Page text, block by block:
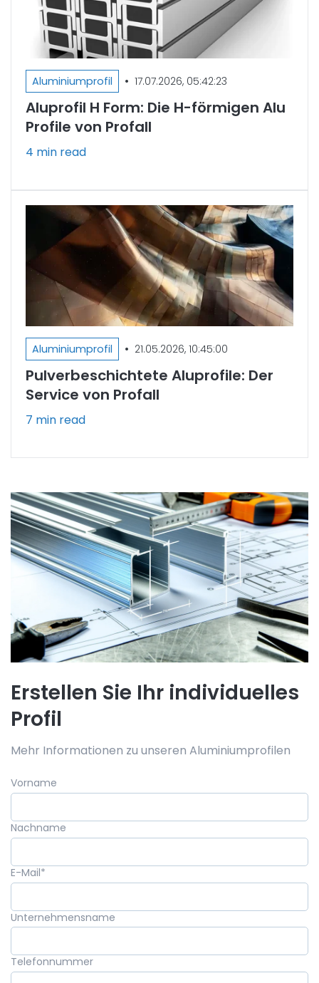
Aluminiumprofil • 17.07.2026, 05:42:23
Aluprofil H Form: Die H-förmigen Alu
Profile von Profall
4 min read
Aluminiumprofil • 21.05.2026, 10:45:00
Pulverbeschichtete Aluprofile: Der
Service von Profall
7 min read
Erstellen Sie Ihr individuelles
Profil
Mehr Informationen zu unseren Aluminiumprofilen
Vorname
Nachname
E-Mail*
Unternehmensname
Telefonnummer